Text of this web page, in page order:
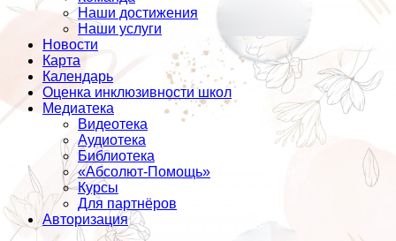
Наши достижения
Наши услуги
Новости
Карта
Календарь
Оценка инклюзивности школ
Медиатека
Видеотека
Аудиотека
Библиотека
«Абсолют-Помощь»
Курсы
Для партнёров
Авторизация